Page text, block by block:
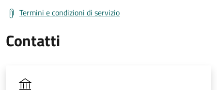
Termini e condizioni di servizio
Contatti